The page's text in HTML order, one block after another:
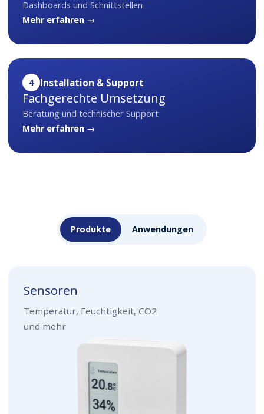
Dashboards und Schnittstellen
Mehr erfahren →
4 Installation & Support
Fachgerechte Umsetzung
Beratung und technischer Support
Mehr erfahren →
Produkte Anwendungen
Sensoren
Temperatur, Feuchtigkeit, CO2
und mehr